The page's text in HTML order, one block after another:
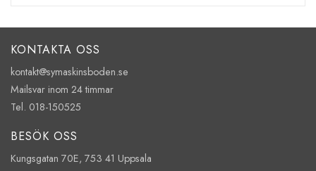
KONTAKTA OSS
kontakt@symaskinsboden.se
Mailsvar inom 24 timmar
Tel. 018-150525
BESÖK OSS
Kungsgatan 70E, 753 41 Uppsala